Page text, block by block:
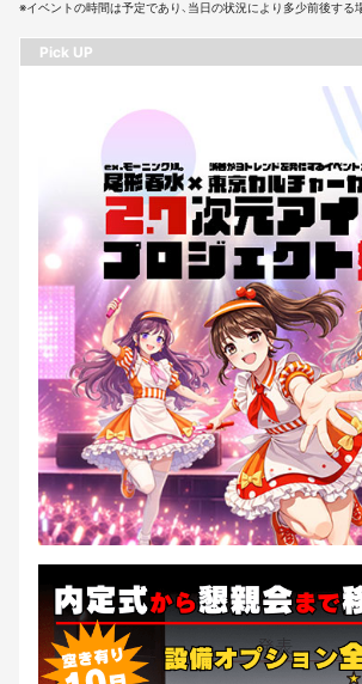
※イベントの時間は予定であり、当日の状況により多少前後する
Pick UP